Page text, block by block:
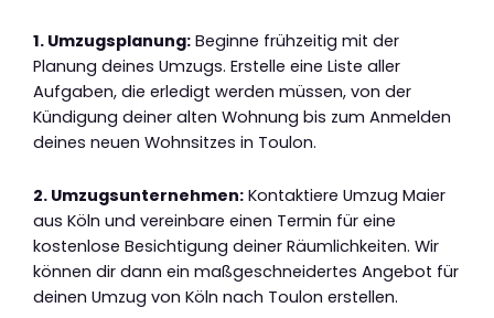
1. Umzugsplanung: Beginne frühzeitig mit der
Planung deines Umzugs. Erstelle eine Liste aller
Aufgaben, die erledigt werden müssen, von der
Kündigung deiner alten Wohnung bis zum Anmelden
deines neuen Wohnsitzes in Toulon.
2. Umzugsunternehmen: Kontaktiere Umzug Maier
aus Köln und vereinbare einen Termin für eine
kostenlose Besichtigung deiner Räumlichkeiten. Wir
können dir dann ein maßgeschneidertes Angebot für
deinen Umzug von Köln nach Toulon erstellen.